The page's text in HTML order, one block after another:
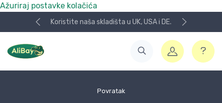
Ažuriraj postavke kolačića
Koristite naša skladišta u UK, USA i DE.
Povratak